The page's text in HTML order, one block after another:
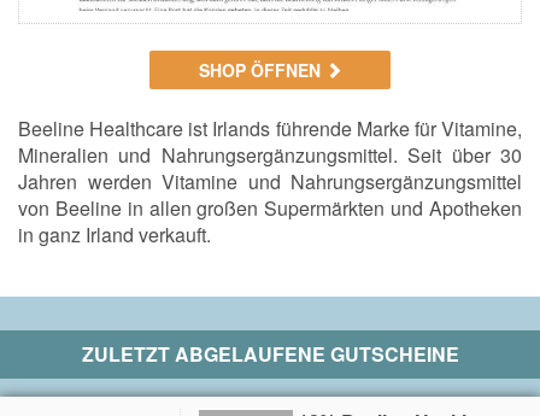
SHOP ÖFFNEN
Beeline Healthcare ist Irlands führende Marke für Vitamine,
Mineralien und Nahrungsergänzungsmittel. Seit über 30
Jahren werden Vitamine und Nahrungsergänzungsmittel
von Beeline in allen großen Supermärkten und Apotheken
in ganz Irland verkauft.
ZULETZT ABGELAUFENE GUTSCHEINE